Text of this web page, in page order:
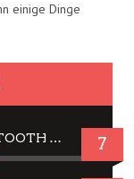
einige Dinge
JBL TUNE 720BT: OVER EAR BLUETOOTH KOPFHÖRER UM DIE 50,-€ IM DAUER-TEST 7